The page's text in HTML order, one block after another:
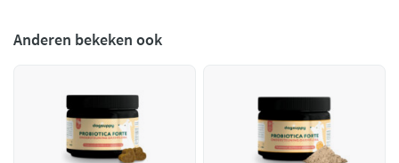
Anderen bekeken ook